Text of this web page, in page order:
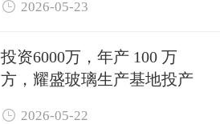
 2026-05-23
投资6000万，年产 100 万
方，耀盛玻璃生产基地投产
 2026-05-22